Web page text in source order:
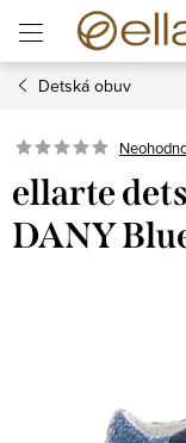
obsah
Detská obuv
ellarte
DANY